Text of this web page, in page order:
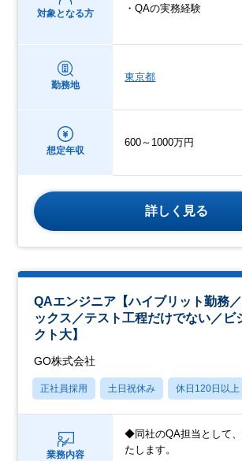
対象となる方
・QAの実務経験
勤務地
東京都
想定年収
600～1000万円
詳しく見る
QAエンジニア【ハイブリット勤務
ックス／テスト工程だけでない／ビ
クト大】
GO株式会社
正社員採用 土日祝休み 休日120日以上
業務内容
◆同社のQA担当として
たします。